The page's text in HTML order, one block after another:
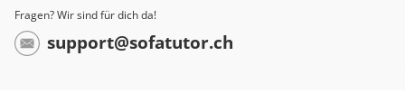
alt wie ihr – und die Steinkohle ist der Ururopa.
Fragen? Wir sind für dich da!
support@sofatutor.ch